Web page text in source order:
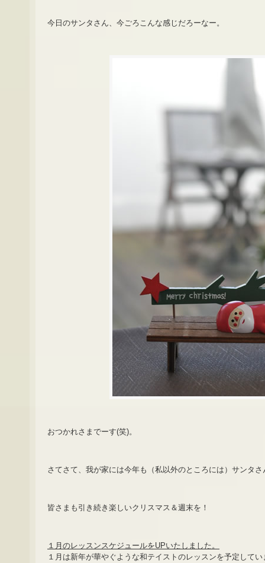
今日のサンタさん、今ごろこんな感じだろーなー。
おつかれさまでーす(笑)。
さてさて、我が家には今年も（私以外のところには）サンタ
皆さまも引き続き楽しいクリスマス＆週末を！
１月のレッスンスケジュールをUPいたしました。
１月は新年が華やぐような和テイストのレッスンを予定してい